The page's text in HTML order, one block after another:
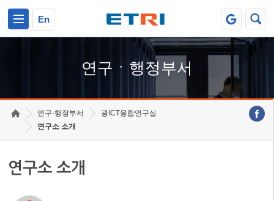
En
연구ㆍ행정부서
연구·행정부서
광ICT융합연구실
연구소 소개
연구소 소개